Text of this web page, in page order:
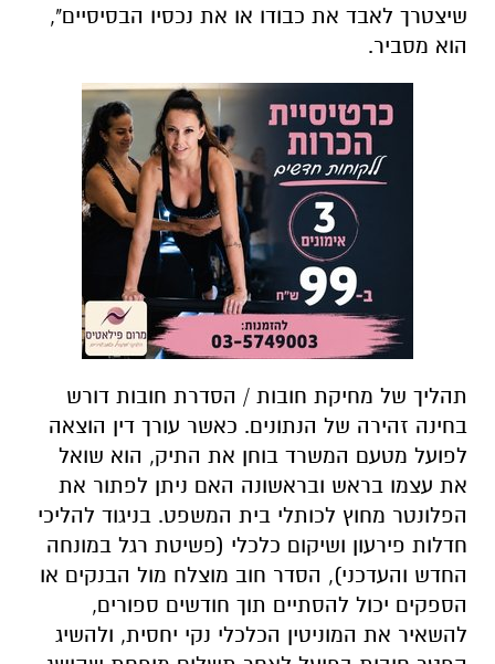
שיצטרך לאבד את כבודו או את נכסיו הבסיסיים",
הוא מסביר.
תהליך של מחיקת חובות / הסדרת חובות דורש
בחינה זהירה של הנתונים. כאשר עורך דין הוצאה
לפועל מטעם המשרד בוחן את התיק, הוא שואל
את עצמו בראש ובראשונה האם ניתן לפתור את
הפלונטר מחוץ לכותלי בית המשפט. בניגוד להליכי
חדלות פירעון ושיקום כלכלי (פשיטת רגל במונחה
החדש והעדכני), הסדר חוב מוצלח מול הבנקים או
הספקים יכול להסתיים תוך חודשים ספורים,
להשאיר את המוניטין הכלכלי נקי יחסית, ולהשיג